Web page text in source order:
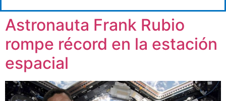
Astronauta Frank Rubio
rompe récord en la estación
espacial